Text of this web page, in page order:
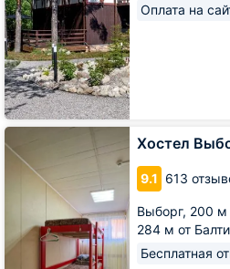
Оплата на
Хостел
9.1 613
Выборг, 200 м
284 м от
Бесплатная
Хостел
Выборгхостел